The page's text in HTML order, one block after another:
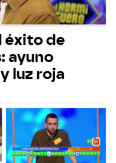
éxito de
ayuno
luz roja